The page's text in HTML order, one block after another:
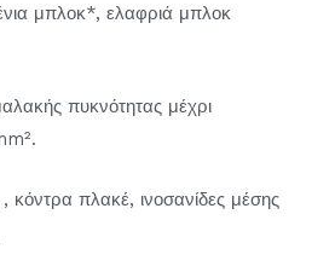
μπλοκ*, ελαφριά μπλοκ
πυκνότητας μέχρι
πλακέ, ινοσανίδες μέσης